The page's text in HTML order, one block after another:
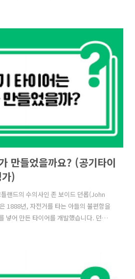
데 사용됩니다. 잭슨은 이 두 가지 약물
치료를 위해 프로포폴을 처방하고 투여했
에게 과도한 양의 프로포폴을 투여했으며,
리하지 않았습니다. 머레이는 2011년 과실
4년형을 선고받았습니다. 잭슨의 죽음은
습니다. 그는 역사상 가장 성공적인 음악가
만들었을까요? (공기타이
)
랜드의 수의사인 존 보이드 던롭(John
1888년, 자전거를 타는 아들의 불편함을
넣어 만든 타이어를 개발했습니다. 던롭은
며, 이후 1889년부터 본격적으로 타이
다. 이에, 얇은 고무판을 두 겹으로 붙인 다
충격을 흡수하고 소음을 줄일 수 있는 타이